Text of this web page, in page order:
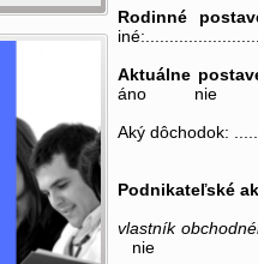
Rodinné
Aktuálne
áno nie
Aký dôchodok:
Podnikateľské
vlastník
nie